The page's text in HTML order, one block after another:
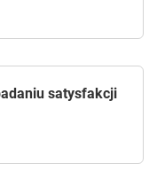
satysfakcji